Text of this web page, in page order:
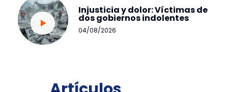
Injusticia y dolor: Víctimas de
dos gobiernos indolentes
04/08/2026